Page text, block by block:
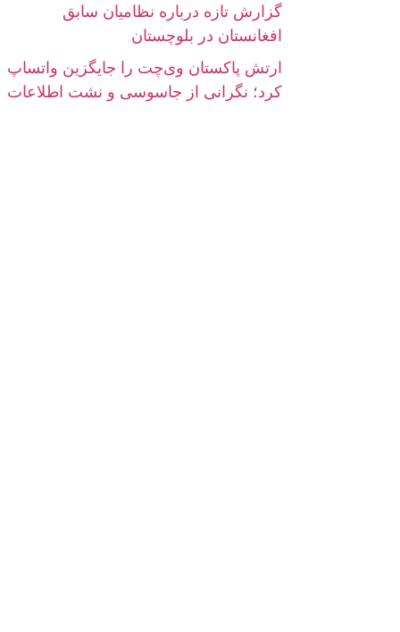
گزارش تازه درباره نظامیان سابق
افغانستان در بلوچستان
ارتش پاکستان وی‌چت را جایگزین واتساپ
کرد؛ نگرانی از جاسوسی و نشت اطلاعات